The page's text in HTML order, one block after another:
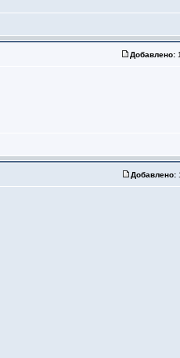
Добавлено:
Добавлено: